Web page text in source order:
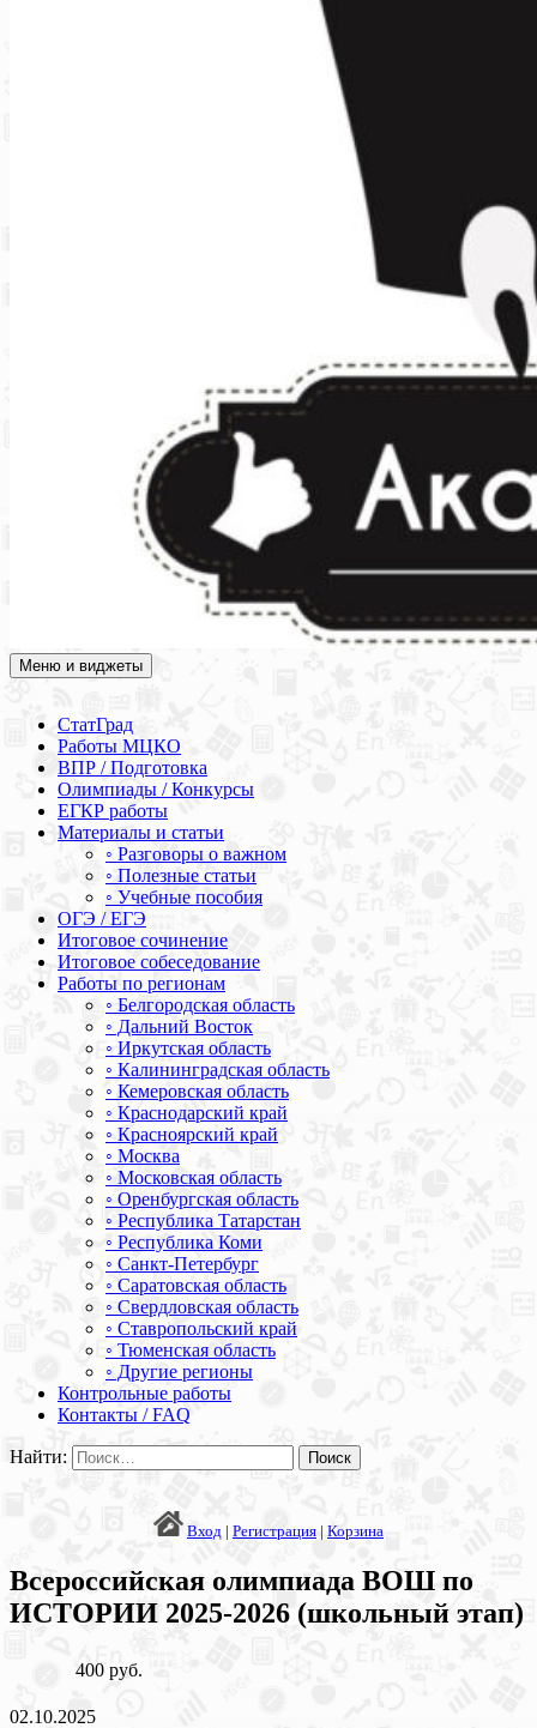
Академия СОВА
Подготовка к ЕГЭ, ОГЭ, ВПР, МЦКО, СтатГрад, КДР, ВОШ,
Меню и виджеты
СтатГрад
Работы МЦКО
ВПР / Подготовка
Олимпиады / Конкурсы
ЕГКР работы
Материалы и статьи
◦ Разговоры о важном
◦ Полезные статьи
◦ Учебные пособия
ОГЭ / ЕГЭ
Итоговое сочинение
Итоговое собеседование
Работы по регионам
◦ Белгородская область
◦ Дальний Восток
◦ Иркутская область
◦ Калининградская область
◦ Кемеровская область
◦ Краснодарский край
◦ Красноярский край
◦ Москва
◦ Московская область
◦ Оренбургская область
◦ Республика Татарстан
◦ Республика Коми
◦ Санкт-Петербург
◦ Саратовская область
◦ Свердловская область
◦ Ставропольский край
◦ Тюменская область
◦ Другие регионы
Контрольные работы
Контакты / FAQ
Найти:
Вход | Регистрация | Корзина
Всероссийская олимпиада ВОШ по
ИСТОРИИ 2025-2026 (школьный этап)
400 руб.
02.10.2025